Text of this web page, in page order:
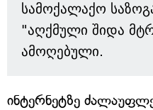
სამოქალაქო
"აღქმული შიდა
ამოღებული.
ინტერნეტზე